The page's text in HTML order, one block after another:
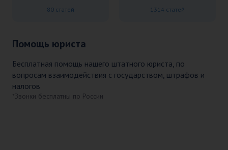
80 статей 1314 статей
Помощь юриста
Бесплатная помощь нашего штатного юриста, по
вопросам взаимодействия с государством, штрафов и
налогов
*Звонки бесплатны по России